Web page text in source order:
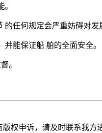
任何规定会严重妨碍对
能保证船 舶的全面安全。
。
权申诉，请及时联系我方